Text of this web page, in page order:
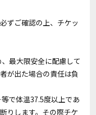
ずご確認の上、チケッ
最大限安全に配慮して
が出た場合の責任は負
で体温37.5度以上であ
りします。その際チケ